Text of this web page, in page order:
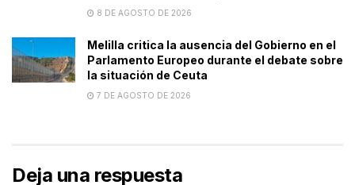
8 DE AGOSTO DE 2026
Melilla critica la ausencia del Gobierno en el
Parlamento Europeo durante el debate sobre
la situación de Ceuta
7 DE AGOSTO DE 2026
Deja una respuesta